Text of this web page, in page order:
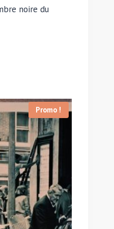
noire du
Promo !